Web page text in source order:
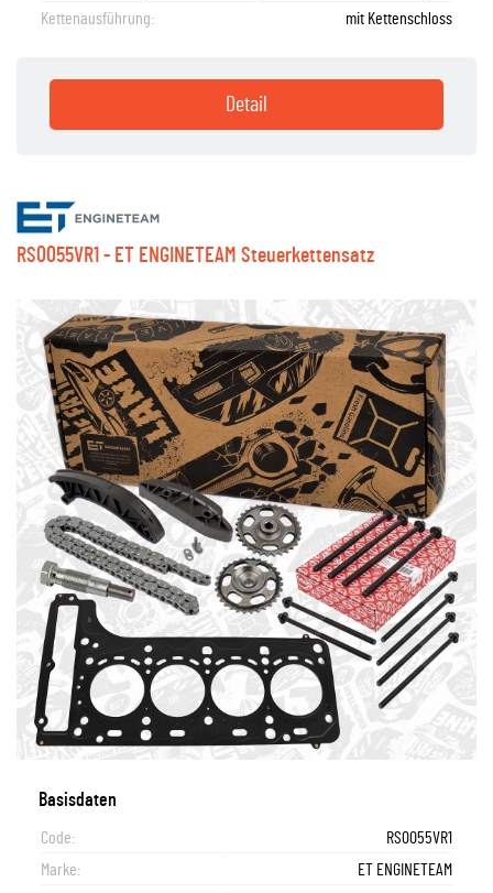
Kettenausführung:
mit Kettenschloss
Detail
RS0055VR1 - ET ENGINETEAM Steuerkettensatz
Basisdaten
Code:
RS0055VR1
Marke:
ET ENGINETEAM